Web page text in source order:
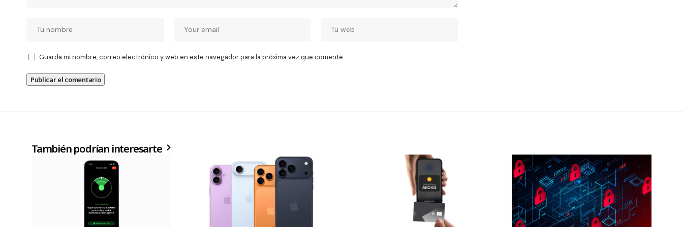
Guarda mi nombre, correo electrónico y web en este navegador para la próxima vez que comente.
También podrían interesarte